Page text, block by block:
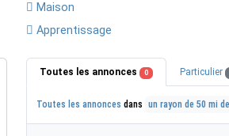
Maison
Apprentissage
Toutes les annonces 0 Particulier
Toutes les annonces dans un rayon de 50 mi